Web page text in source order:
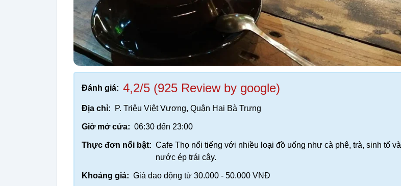
Đánh giá: 4,2/5 (925 Review by google)
Địa chỉ: P. Triệu Việt Vương, Quận Hai Bà Trưng
Giờ mở cửa: 06:30 đến 23:00
Thực đơn nổi bật: Cafe Thọ nổi tiếng với nhiều loại đồ uống như cà phê, trà, sinh tố và
nước ép trái cây.
Khoảng giá: Giá dao động từ 30.000 - 50.000 VNĐ